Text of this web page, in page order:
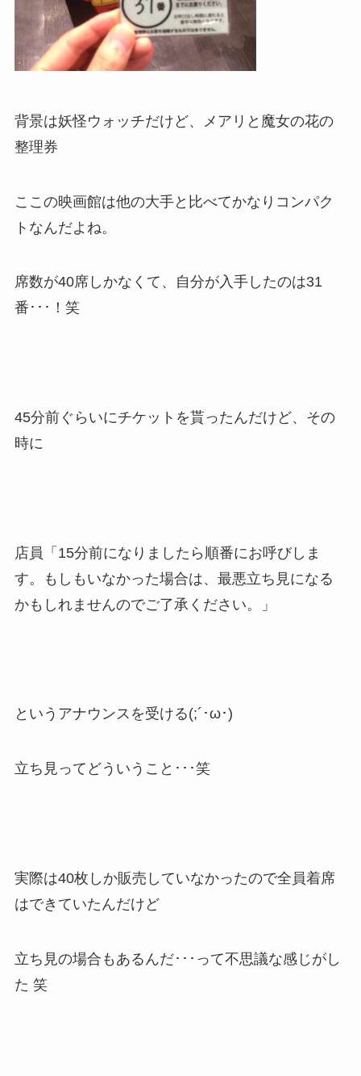
背景は妖怪ウォッチだけど、メアリと魔女の花の
整理券
ここの映画館は他の大手と比べてかなりコンパク
トなんだよね。
席数が40席しかなくて、自分が入手したのは31
番･･･！笑
45分前ぐらいにチケットを貰ったんだけど、その
時に
店員「15分前になりましたら順番にお呼びしま
す。もしもいなかった場合は、最悪立ち見になる
かもしれませんのでご了承ください。」
というアナウンスを受ける(;´･ω･)
立ち見ってどういうこと･･･笑
実際は40枚しか販売していなかったので全員着席
はできていたんだけど
立ち見の場合もあるんだ･･･って不思議な感じがし
た 笑